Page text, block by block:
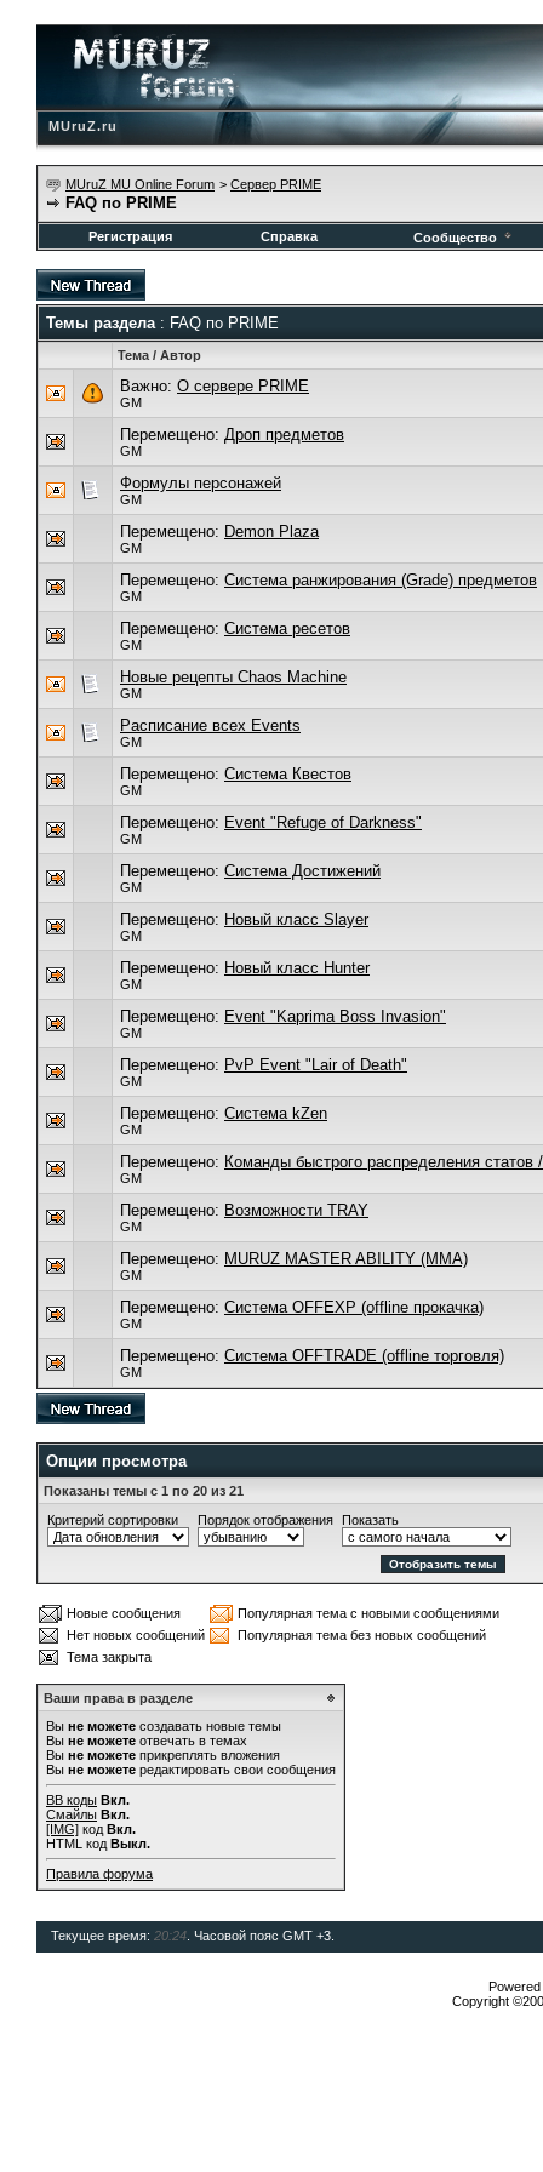
MUruZ.ru
MUruZ MU Online Forum > Сервер PRIME
FAQ по PRIME
Регистрация Справка Сообщество
Темы раздела: FAQ по PRIME
Тема / Автор
Важно: О сервере PRIME
GM
Перемещено: Дроп предметов
GM
Формулы персонажей
GM
Перемещено: Demon Plaza
GM
Перемещено: Система ранжирования (Grade) предметов
GM
Перемещено: Система ресетов
GM
Новые рецепты Chaos Machine
GM
Расписание всех Events
GM
Перемещено: Система Квестов
GM
Перемещено: Event "Refuge of Darkness"
GM
Перемещено: Система Достижений
GM
Перемещено: Новый класс Slayer
GM
Перемещено: Новый класс Hunter
GM
Перемещено: Event "Kaprima Boss Invasion"
GM
Перемещено: PvP Event "Lair of Death"
GM
Перемещено: Cистема kZen
GM
Перемещено: Команды быстрого распределения статов
GM
Перемещено: Возможности TRAY
GM
Перемещено: MURUZ MASTER ABILITY (MMA)
GM
Перемещено: Система OFFEXP (offline прокачка)
GM
Перемещено: Система OFFTRADE (offline торговля)
GM
Опции просмотра
Показаны темы с 1 по 20 из 21
Критерий сортировки
Порядок отображения Показать
Новые сообщения
Популярная тема с новыми сообщениями
Нет новых сообщений
Популярная тема без новых сообщений
Тема закрыта
Ваши права в разделе
Вы не можете создавать новые темы
Вы не можете отвечать в темах
Вы не можете прикреплять вложения
Вы не можете редактировать свои сообщения
BB коды Вкл.
Смайлы Вкл.
[IMG] код Вкл.
HTML код Выкл.
Правила форума
Текущее время: 20:24 . Часовой пояс GMT +3.
Copyright